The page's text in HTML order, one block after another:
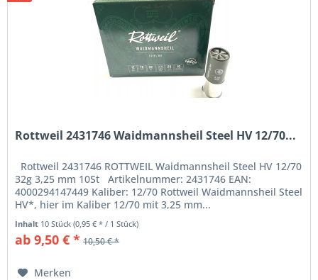
Rottweil 2431746 Waidmannsheil Steel HV 12/70...
Rottweil 2431746 ROTTWEIL Waidmannsheil Steel HV 12/70
32g 3,25 mm 10St Artikelnummer: 2431746 EAN:
4000294147449 Kaliber: 12/70 Rottweil Waidmannsheil Steel
HV*, hier im Kaliber 12/70 mit 3,25 mm...
Inhalt 10 Stück(0,95 € * / 1 Stück)
ab 9,50 € * 10,50 € *
Merken